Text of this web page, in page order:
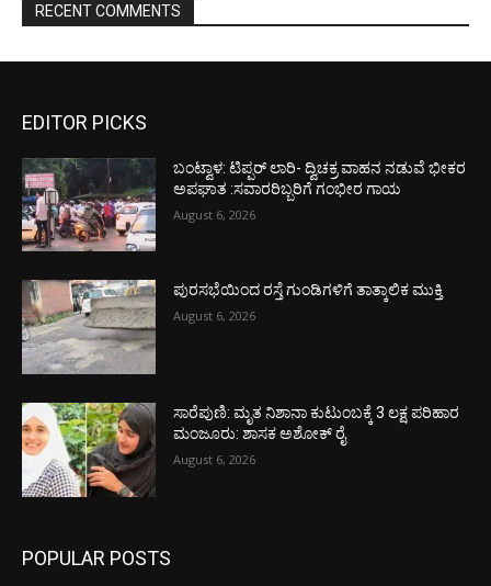
RECENT COMMENTS
EDITOR PICKS
ಬಂಟ್ವಾಳ: ಟಿಪ್ಪರ್ ಲಾರಿ- ದ್ವಿಚಕ್ರ ವಾಹನ ನಡುವೆ ಭೀಕರ
ಅಪಘಾತ :ಸವಾರರಿಬ್ಬರಿಗೆ ಗಂಭೀರ ಗಾಯ
August 6, 2026
ಪುರಸಭೆಯಿಂದ ರಸ್ತೆ ಗುಂಡಿಗಳಿಗೆ ತಾತ್ಕಾಲಿಕ ಮುಕ್ತಿ
August 6, 2026
ಸಾರೆಪುಣಿ: ಮೃತ ನಿಶಾನಾ ಕುಟುಂಬಕ್ಕೆ 3 ಲಕ್ಷ ಪರಿಹಾರ
ಮಂಜೂರು: ಶಾಸಕ ಅಶೋಕ್ ರೈ
August 6, 2026
POPULAR POSTS